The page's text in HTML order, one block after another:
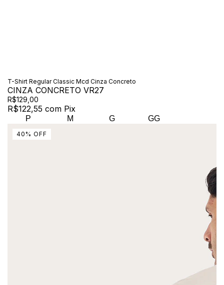
T-Shirt Regular Classic Mcd Cinza Concreto
CINZA CONCRETO VR27
R$129,00
R$122,55 com Pix
P M G GG
40 % OFF